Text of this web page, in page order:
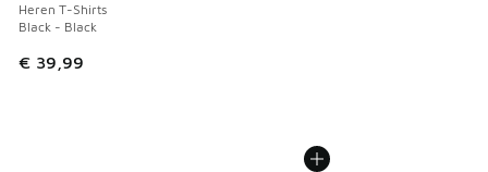
Heren T-Shirts
Black - Black
€ 39,99